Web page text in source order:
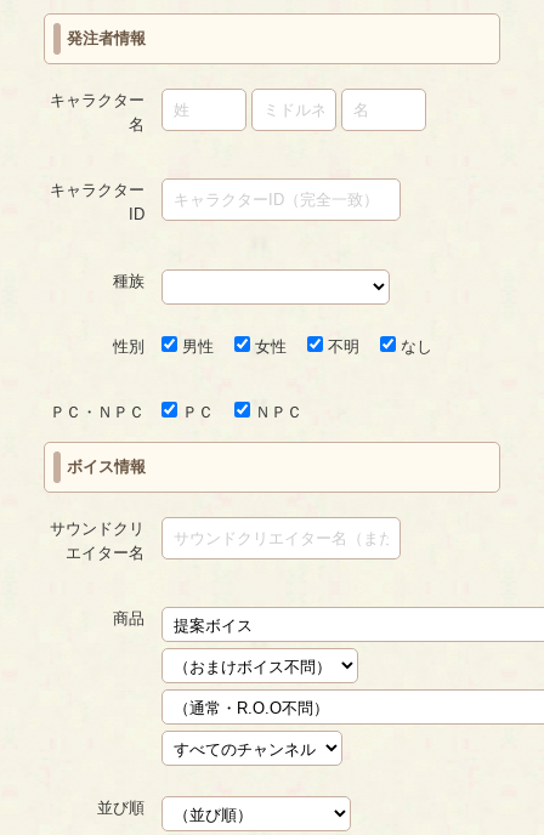
発注者情報
キャラクター
名
キャラクター
ID
種族
性別 男性 女性 不明 なし
ＰＣ・ＮＰＣ ＰＣ ＮＰＣ
ボイス情報
サウンドクリ
エイター名
商品
並び順